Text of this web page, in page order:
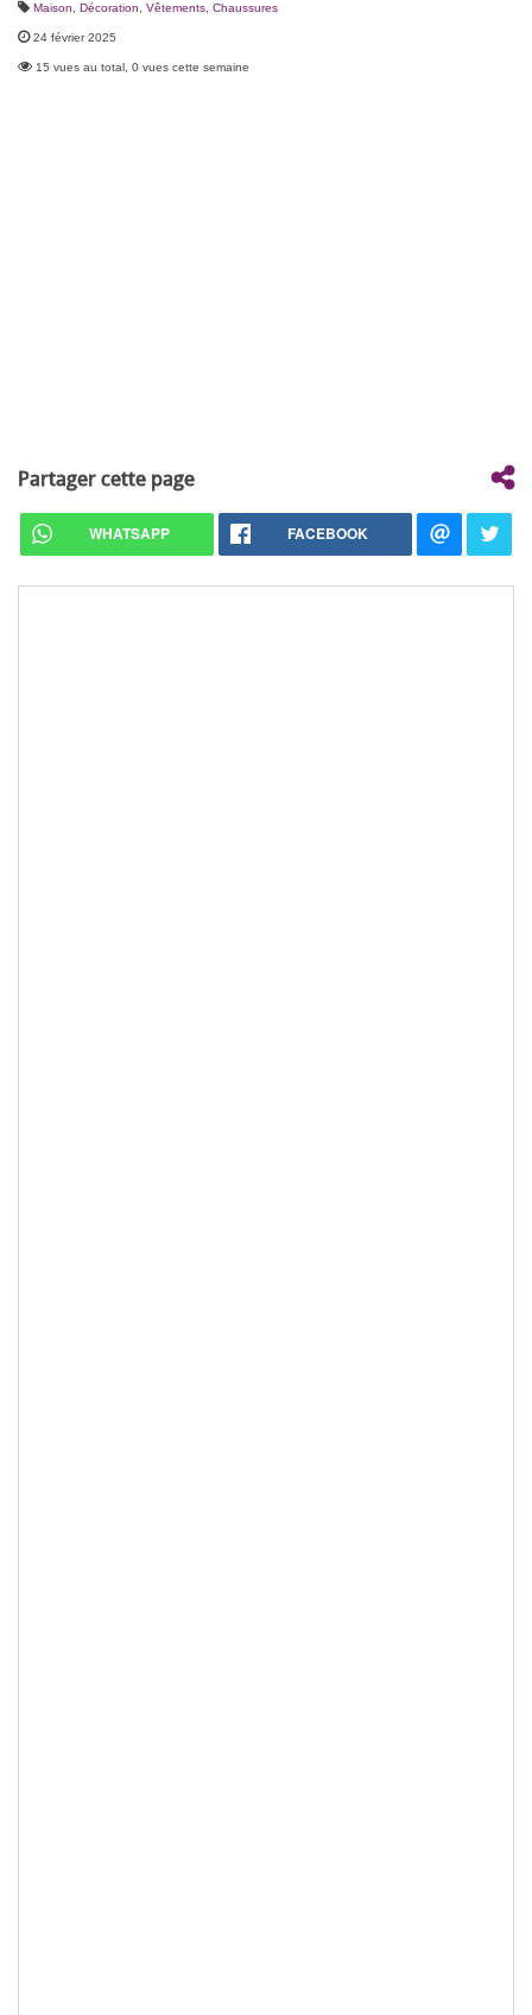
Maison, Décoration Vêtements, Chaussures
24 février 2025
15 vues au total, 0 vues cette semaine
Partager cette page
WHATSAPP FACEBOOK